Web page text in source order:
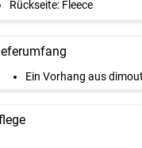
Rückseite: Fleece
Ein Vorhang aus